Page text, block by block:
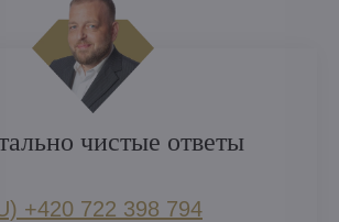
чистые ответы
+420 722 398 794​